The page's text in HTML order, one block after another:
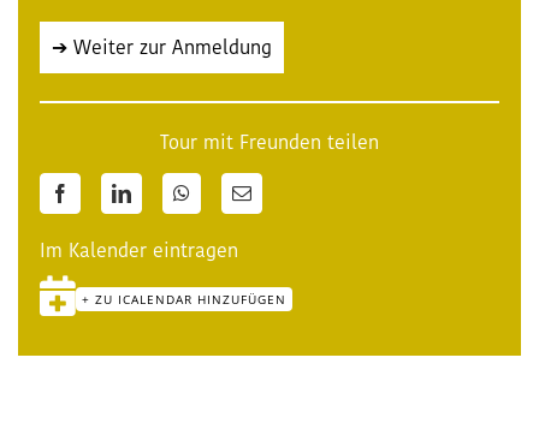
➔ Weiter zur Anmeldung
Tour mit Freunden teilen
FacebookLinkedInWhatsApp
E-
Mail
Im Kalender eintragen
+ ZU ICALENDAR HINZUFÜGEN